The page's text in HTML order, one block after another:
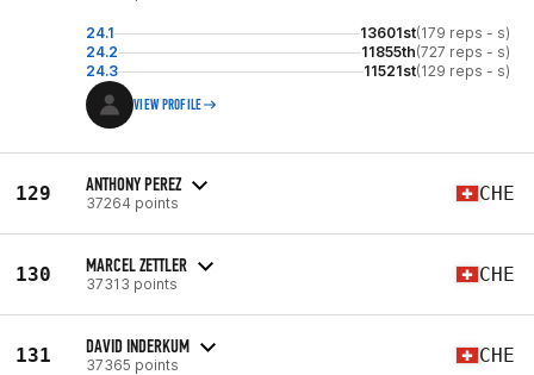
24.1 13601st(179 reps - s)
24.2
11855th(727 reps - s)
24.3
11521st(129 reps - s)
VIEW PROFILE
129 ANTHONY PEREZ
37264 points CHE
130 MARCEL ZETTLER
37313 points CHE
131 DAVID INDERKUM
37365 points CHE